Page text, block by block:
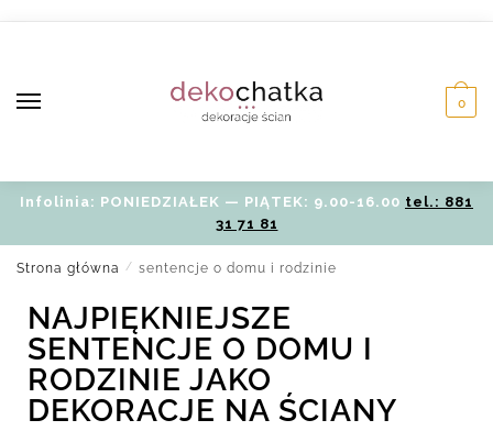
0
Infolinia: PONIEDZIAŁEK — PIĄTEK: 9.00-16.00 tel.: 881
31 71 81
Strona główna / sentencje o domu i rodzinie
NAJPIĘKNIEJSZE
SENTENCJE O DOMU I
RODZINIE JAKO
DEKORACJE NA ŚCIANY